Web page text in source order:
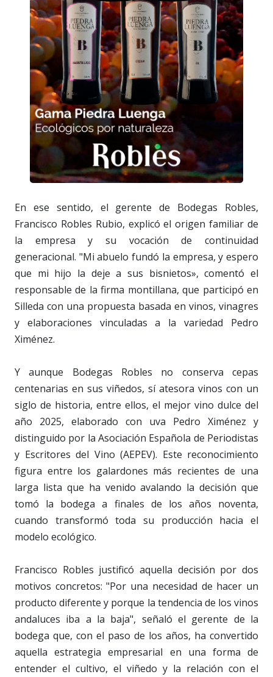
En ese sentido, el gerente de Bodegas Robles,
Francisco Robles Rubio, explicó el origen familiar de
la empresa y su vocación de continuidad
generacional. "Mi abuelo fundó la empresa, y espero
que mi hijo la deje a sus bisnietos», comentó el
responsable de la firma montillana, que participó en
Silleda con una propuesta basada en vinos, vinagres
y elaboraciones vinculadas a la variedad Pedro
Ximénez.
Y aunque Bodegas Robles no conserva cepas
centenarias en sus viñedos, sí atesora vinos con un
siglo de historia, entre ellos, el mejor vino dulce del
año 2025, elaborado con uva Pedro Ximénez y
distinguido por la Asociación Española de Periodistas
y Escritores del Vino (AEPEV). Este reconocimiento
figura entre los galardones más recientes de una
larga lista que ha venido avalando la decisión que
tomó la bodega a finales de los años noventa,
cuando transformó toda su producción hacia el
modelo ecológico.
Francisco Robles justificó aquella decisión por dos
motivos concretos: "Por una necesidad de hacer un
producto diferente y porque la tendencia de los vinos
andaluces iba a la baja", señaló el gerente de la
bodega que, con el paso de los años, ha convertido
aquella estrategia empresarial en una forma de
entender el cultivo, el viñedo y la relación con el